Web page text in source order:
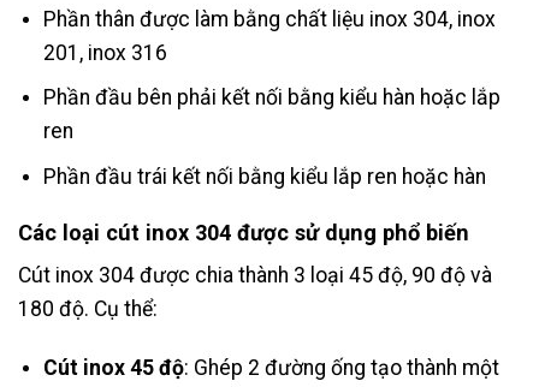
Phần thân được làm bằng chất liệu inox 304, inox
201, inox 316
Phần đầu bên phải kết nối bằng kiểu hàn hoặc lắp
ren
Phần đầu trái kết nối bằng kiểu lắp ren hoặc hàn
Các loại cút inox 304 được sử dụng phổ biến
Cút inox 304 được chia thành 3 loại 45 độ, 90 độ và
180 độ. Cụ thể:
Cút inox 45 độ: Ghép 2 đường ống tạo thành một